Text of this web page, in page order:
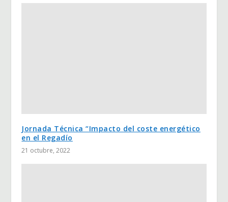
Jornada Técnica “Impacto del coste energético
en el Regadío
21 octubre, 2022